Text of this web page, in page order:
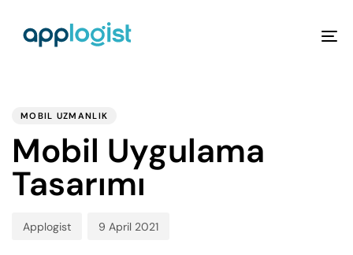
MOBIL UZMANLIK
Mobil Uygulama
Tasarımı
Applogist 9 April 2021